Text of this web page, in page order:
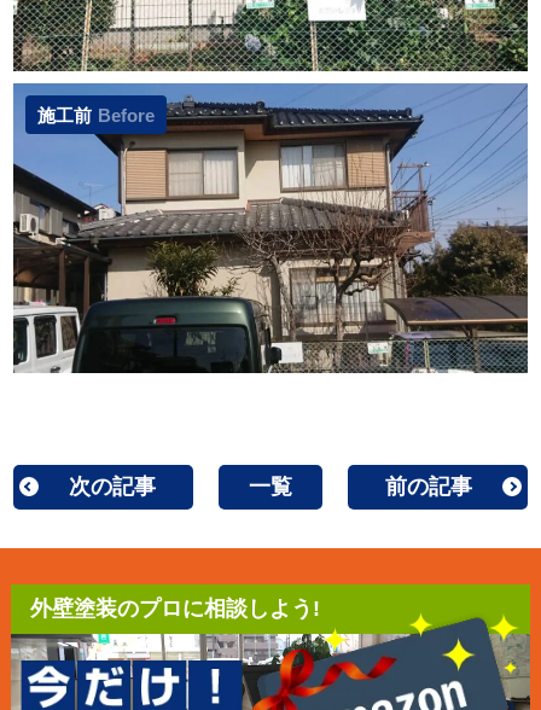
施工前 Before
次の記事 一覧 前の記事
外壁塗装のプロに相談しよう!